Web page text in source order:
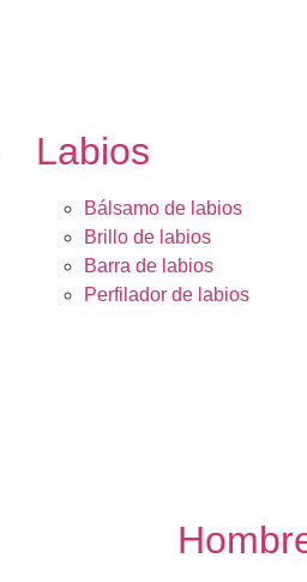
Labios
Bálsamo de labios
Brillo de labios
Barra de labios
Perfilador de labios